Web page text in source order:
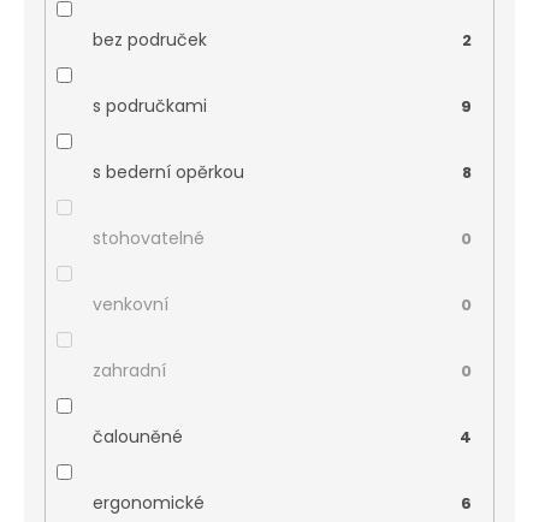
bez područek 2
s područkami 9
s bederní opěrkou 8
stohovatelné 0
venkovní 0
zahradní 0
čalouněné 4
ergonomické 6